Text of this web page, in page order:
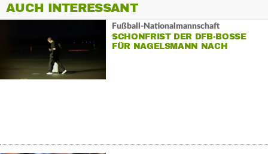
AUCH INTERESSANT
Fußball-Nationalmannschaft
SCHONFRIST DER DFB-BOSSE
FÜR NAGELSMANN NACH